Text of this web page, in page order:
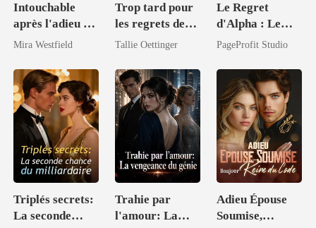
Intouchable
après l'adieu :
elle a un empire
Mira Westfield
Trop tard pour
les regrets de
mon PDG
Tallie Oettinger
Le Regret
d'Alpha : Le
Contrat Royal
PageProfit Studio
Triplés secrets:
La seconde
Trahie par
l'amour: La
Adieu Épouse
Soumise,